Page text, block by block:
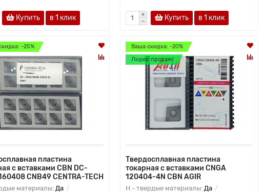
Купить в 1 клик Купить в 1 клик
-25%
пластина
с вставками CBN DC-
CNB49 CENTRA-TECH
материалы: Да
Ваша скидка: -20%
Лидер продаж!
Твердосплавная пластина
токарная с вставками CNGA
120404-4N CBN AGIR
H - твердые материалы: Да